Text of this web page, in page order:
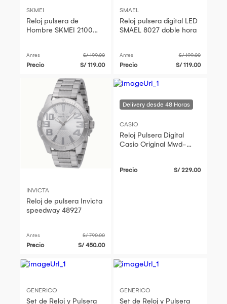
SKMEI
Reloj pulsera de
Hombre SKMEI 2100
Antes S/ 199.00
Precio S/ 119.00
SMAEL
Reloj pulsera digital LED
SMAEL 8027 doble hora
Antes S/ 199.00
Precio S/ 119.00
INVICTA
Reloj de pulsera Invicta
speedway 48927
Antes S/ 790.00
Precio S/ 450.00
CASIO
Reloj Pulsera Digital
Casio Original Mwd-
Precio S/ 229.00
GENERICO
Set de Reloj y Pulsera
GENERICO
Set de Reloj y Pulsera